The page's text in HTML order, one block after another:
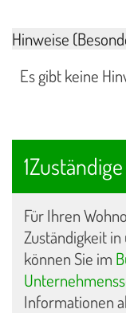
Hinweise
Es gibt keine
Für Ihren
Zuständigkeit
können Sie im
Informationen